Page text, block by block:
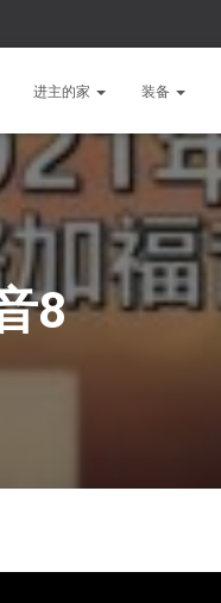
进主的家 装备
8